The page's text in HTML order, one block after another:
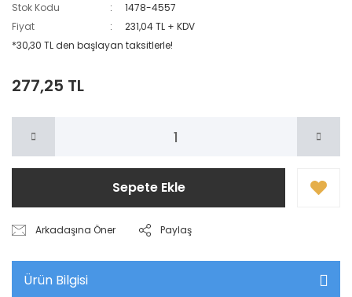
Stok Kodu
1478-4557
Fiyat
231,04 TL + KDV
*30,30 TL den başlayan taksitlerle!
277,25 TL
Sepete Ekle
Arkadaşına Öner Paylaş
Ürün Bilgisi